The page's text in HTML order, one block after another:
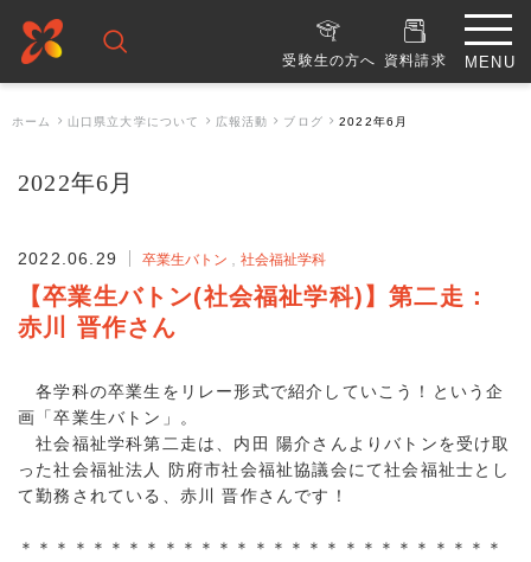
受験生の方へ 資料請求
ホーム 山口県立大学について 広報活動 ブログ 2022年6月
2022年6月
2022.06.29 卒業生バトン 社会福祉学科
【卒業生バトン(社会福祉学科)】第二走：
赤川 晋作さん
各学科の卒業生をリレー形式で紹介していこう！という企
画「卒業生バトン」。
社会福祉学科第二走は、内田 陽介さんよりバトンを受け取
った社会福祉法人 防府市社会福祉協議会にて社会福祉士とし
て勤務されている、赤川 晋作さんです！
＊＊＊＊＊＊＊＊＊＊＊＊＊＊＊＊＊＊＊＊＊＊＊＊＊＊＊